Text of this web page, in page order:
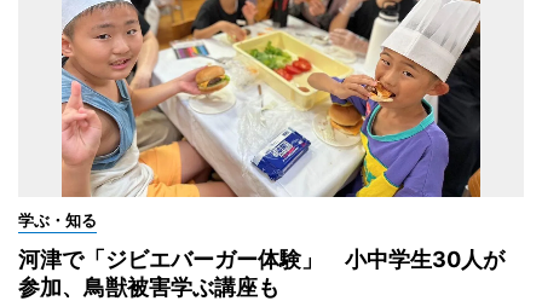
学ぶ・知る
河津で「ジビエバーガー体験」 小中学生30人が
参加、鳥獣被害学ぶ講座も